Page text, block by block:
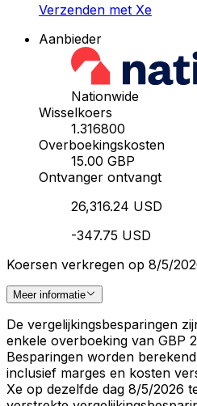
Verzenden met Xe
Aanbieder
Nationwide
Wisselkoers
1.316800
Overboekingskosten
15.00 GBP
Ontvanger ontvangt
26,316.24 USD
-347.75 USD
Koersen verkregen op 8/5/
Meer informatie
De vergelijkingsbesparingen
enkele overboeking van GBP
Besparingen worden
inclusief marges en kosten
Xe op dezelfde dag 8/5/2026